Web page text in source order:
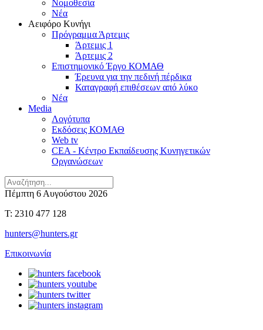
Νομοθεσία
Νέα
Αειφόρο Κυνήγι
Πρόγραμμα Άρτεμις
Άρτεμις 1
Άρτεμις 2
Επιστημονικό Έργο ΚΟΜΑΘ
Έρευνα για την πεδινή πέρδικα
Καταγραφή επιθέσεων από λύκο
Νέα
Media
Λογότυπα
Εκδόσεις ΚΟΜΑΘ
Web tv
CEA - Κέντρο Εκπαίδευσης Κυνηγετικών
Οργανώσεων
Πέμπτη 6 Αυγούστου 2026
T: 2310 477 128
hunters@hunters.gr
Επικοινωνία